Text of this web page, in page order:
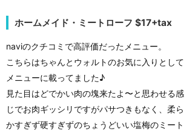
ホームメイド・ミートローフ $17+tax
naviのクチコミで高評価だったメニュー。
こちらはちゃんとウォルトのお気に入りとして
メニューに載ってました♪
見た目はどでかい肉の塊来たよ〜と思わせる感
じでお肉ギッシリですがパサつきもなく、柔ら
かすぎず硬すぎずのちょうどいい塩梅のミート